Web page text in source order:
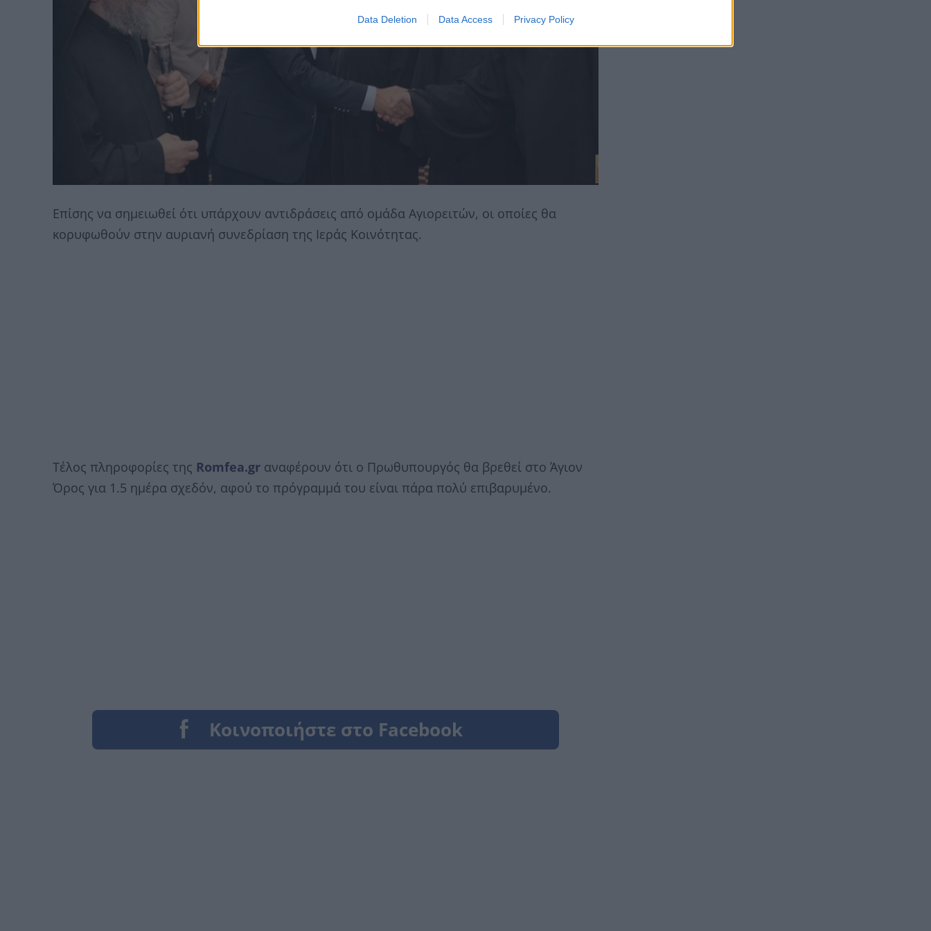
Data Deletion Data Access Privacy Policy
Επίσης να σημειωθεί ότι υπάρχουν αντιδράσεις από ομάδα Αγιορειτών, οι οποίες θα
κορυφωθούν στην αυριανή συνεδρίαση της Ιεράς Κοινότητας.
Τέλος πληροφορίες της Romfea.gr αναφέρουν ότι ο Πρωθυπουργός θα βρεθεί στο Άγιον
Όρος για 1.5 ημέρα σχεδόν, αφού το πρόγραμμά του είναι πάρα πολύ επιβαρυμένο.